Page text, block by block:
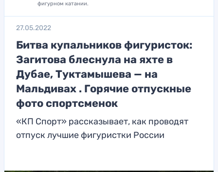
фигурном катании.
27.05.2022
Битва купальников фигуристок:
Загитова блеснула на яхте в
Дубае, Туктамышева — на
Мальдивах . Горячие отпускные
фото спортсменок
«КП Спорт» рассказывает, как проводят
отпуск лучшие фигуристки России